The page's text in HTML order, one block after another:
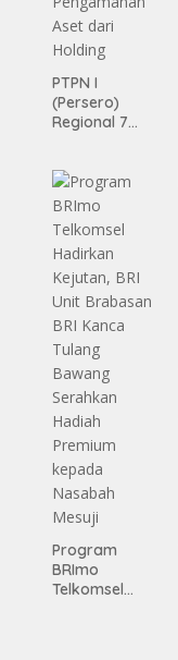
PTPN I
(Persero)
Regional 7
Pengamanan
Aset dari
Holding
Program
BRImo
Telkomsel